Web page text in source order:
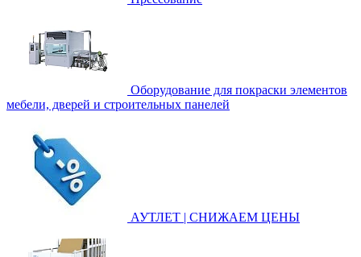
Оборудование для покраски элементов
мебели, дверей и строительных панелей
АУТЛЕТ | СНИЖАЕМ ЦЕНЫ